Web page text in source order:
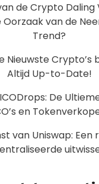
de Crypto Daling
Oorzaak van de
Trend?
Nieuwste Crypto’s
Altijd Up-to-Date!
De
en
van Uniswap: Een